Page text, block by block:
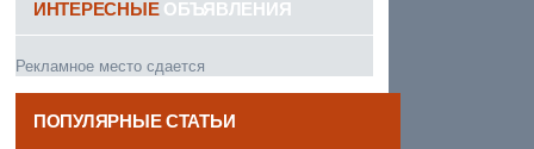
ИНТЕРЕСНЫЕОБЪЯВЛЕНИЯ
Рекламное место сдается
ПОПУЛЯРНЫЕ СТАТЬИ